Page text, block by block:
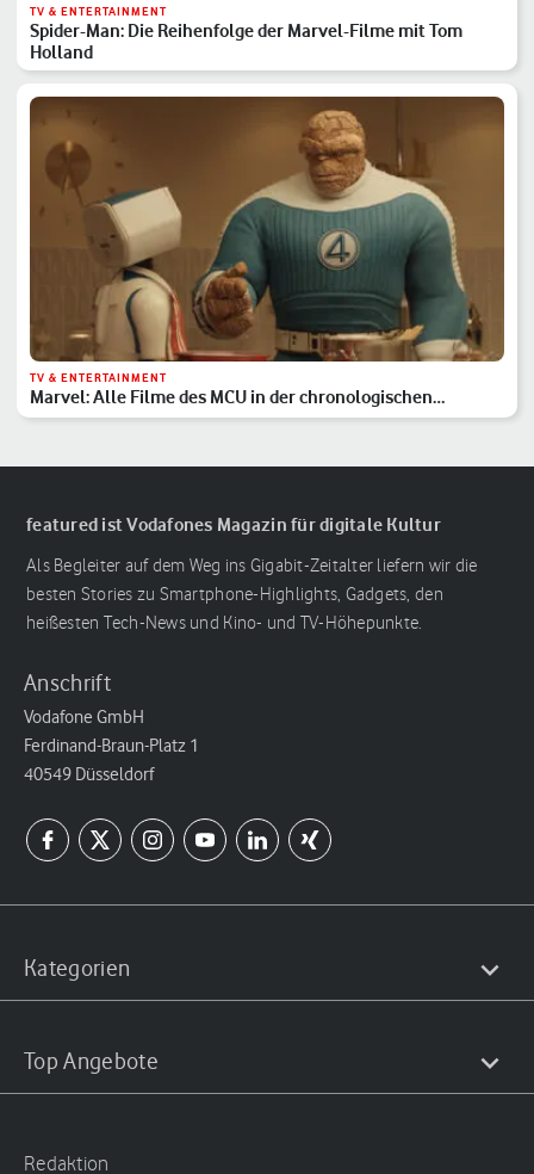
TV & ENTERTAINMENT
Spider-Man: Die Reihenfolge der Marvel-Filme mit Tom
Holland
TV & ENTERTAINMENT
Marvel: Alle Filme des MCU in der chronologischen
Reihenfolge
featured ist Vodafones Magazin für digitale Kultur
Als Begleiter auf dem Weg ins Gigabit-Zeitalter liefern wir die
besten Stories zu Smartphone-Highlights, Gadgets, den
heißesten Tech-News und Kino- und TV-Höhepunkte.
Anschrift
Vodafone GmbH
Ferdinand-Braun-Platz 1
40549 Düsseldorf
Kategorien
Top Angebote
Redaktion